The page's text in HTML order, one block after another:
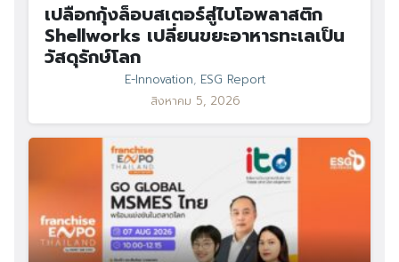
เปลือกกุ้งล็อบสเตอร์สู่ไบโอพลาสติก
Shellworks เปลี่ยนขยะอาหารทะเลเป็น
วัสดุรักษ์โลก
E-Innovation, ESG Report
สิงหาคม 5, 2026